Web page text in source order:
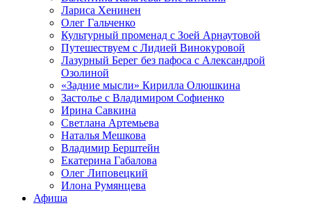
Лариса Хенинен
Олег Гальченко
Культурный променад с Зоей Арнаутовой
Путешествуем с Лидией Винокуровой
Лазурный Берег без пафоса с Александрой
Озолиной
«Задние мысли» Кирилла Олюшкина
Застолье с Владимиром Софиенко
Ирина Савкина
Светлана Артемьева
Наталья Мешкова
Владимир Берштейн
Екатерина Габалова
Олег Липовецкий
Илона Румянцева
Афиша